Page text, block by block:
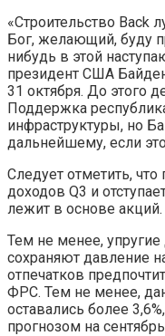
«Строительство Back
Бог, желающий, буду
нибудь в этой
президент США
31 октября. До этого
Поддержка
инфраструктуры, но
дальнейшему, если
Следует отметить, что
доходов Q3 и
лежит в основе акций.
Тем не менее,
сохраняют давление
отпечатков
ФРС. Тем не менее,
оставались более
прогнозом на